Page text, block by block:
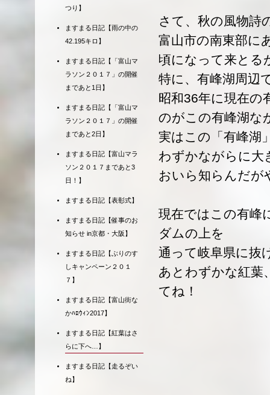
さて、秋の風物詩
富山市の南東部に
頃になって来とる
特に、有峰湖周辺
昭和36年に現在の
のがこの有峰湖な
実はこの「有峰湖
わずかながらに大
おいら知らんだが
現在ではこの有峰
ダムの上を
通って岐阜県に抜
あとわずかな紅葉
てね！
つり】
ますまる日記【雨の中の
42.195キロ】
ますまる日記【「富山マ
ラソン２０１７」の開催
まであと1日】
ますまる日記【「富山マ
ラソン２０１７」の開催
まであと2日】
ますまる日記【富山マラ
ソン２０１７まであと3
日！】
ますまる日記【表彰式】
ますまる日記【催事のお
知らせ in京都・大阪】
ますまる日記【ぶりのす
しキャンペーン２０１
７】
ますまる日記【富山街な
かﾊﾛｳｨﾝ2017】
ますまる日記【紅葉はさ
らに下へ…】
ますまる日記【走るぞい
ね】